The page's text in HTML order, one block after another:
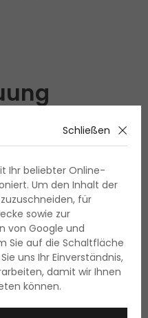
8:00 - 16:00Schließen
Ihr beliebter Online-
Um den Inhalt der
für
sowie zur
von Google und
Sie auf die Schaltfläche
uns Ihr Einverständnis,
damit wir Ihnen
können.